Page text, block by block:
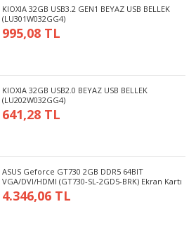
KIOXIA 32GB USB3.2 GEN1 BEYAZ USB BELLEK
(LU301W032GG4)
995,08 TL
KIOXIA 32GB USB2.0 BEYAZ USB BELLEK
(LU202W032GG4)
641,28 TL
ASUS Geforce GT730 2GB DDR5 64BIT
VGA/DVI/HDMI (GT730-SL-2GD5-BRK) Ekran Kartı
4.346,06 TL